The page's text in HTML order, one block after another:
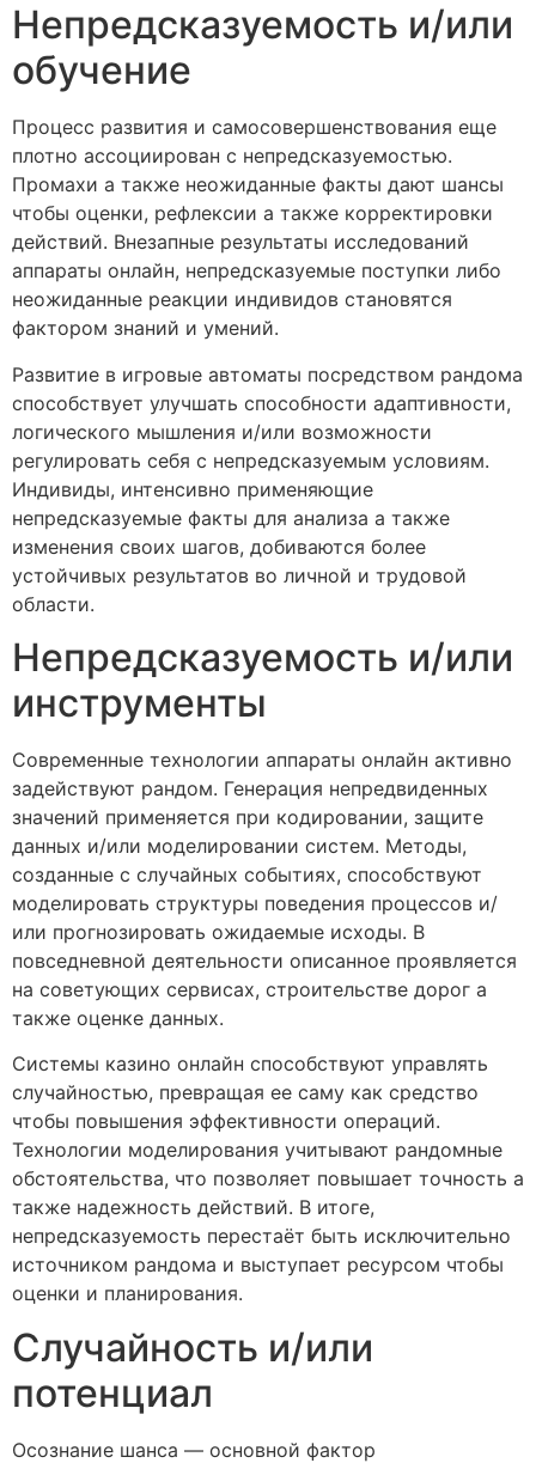
Непредсказуемость и/или
обучение
Процесс развития и самосовершенствования еще
плотно ассоциирован с непредсказуемостью.
Промахи а также неожиданные факты дают шансы
чтобы оценки, рефлексии а также корректировки
действий. Внезапные результаты исследований
аппараты онлайн, непредсказуемые поступки либо
неожиданные реакции индивидов становятся
фактором знаний и умений.
Развитие в игровые автоматы посредством рандома
способствует улучшать способности адаптивности,
логического мышления и/или возможности
регулировать себя с непредсказуемым условиям.
Индивиды, интенсивно применяющие
непредсказуемые факты для анализа а также
изменения своих шагов, добиваются более
устойчивых результатов во личной и трудовой
области.
Непредсказуемость и/или
инструменты
Современные технологии аппараты онлайн активно
задействуют рандом. Генерация непредвиденных
значений применяется при кодировании, защите
данных и/или моделировании систем. Методы,
созданные с случайных событиях, способствуют
моделировать структуры поведения процессов и/
или прогнозировать ожидаемые исходы. В
повседневной деятельности описанное проявляется
на советующих сервисах, строительстве дорог а
также оценке данных.
Системы казино онлайн способствуют управлять
случайностью, превращая ее саму как средство
чтобы повышения эффективности операций.
Технологии моделирования учитывают рандомные
обстоятельства, что позволяет повышает точность а
также надежность действий. В итоге,
непредсказуемость перестаёт быть исключительно
источником рандома и выступает ресурсом чтобы
оценки и планирования.
Случайность и/или
потенциал
Осознание шанса — основной фактор